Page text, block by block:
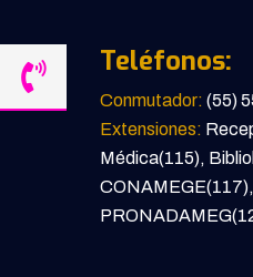
Teléfonos:
Conmutador: (55)
Extensiones:
Médica(115),